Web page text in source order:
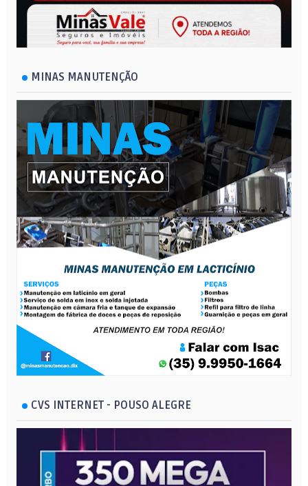
MINAS MANUTENÇÃO
CVS INTERNET - POUSO ALEGRE